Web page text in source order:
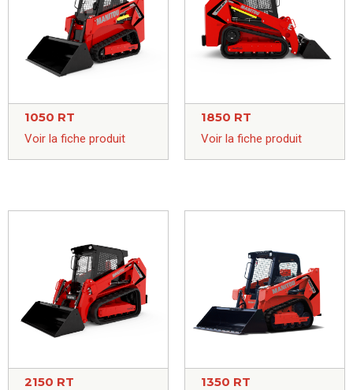
1050 RT
Voir la fiche produit
1850 RT
Voir la fiche produit
2150 RT 1350 RT